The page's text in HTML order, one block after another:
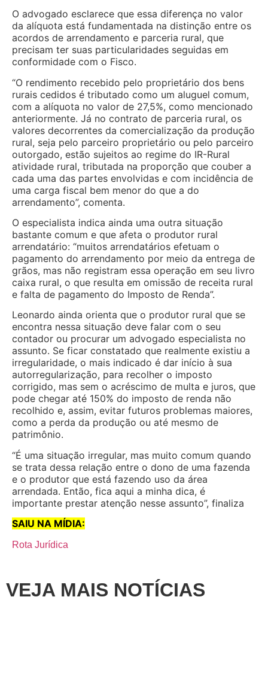
O advogado esclarece que essa diferença no valor
da alíquota está fundamentada na distinção entre os
acordos de arrendamento e parceria rural, que
precisam ter suas particularidades seguidas em
conformidade com o Fisco.
“O rendimento recebido pelo proprietário dos bens
rurais cedidos é tributado como um aluguel comum,
com a alíquota no valor de 27,5%, como mencionado
anteriormente. Já no contrato de parceria rural, os
valores decorrentes da comercialização da produção
rural, seja pelo parceiro proprietário ou pelo parceiro
outorgado, estão sujeitos ao regime do IR-Rural
atividade rural, tributada na proporção que couber a
cada uma das partes envolvidas e com incidência de
uma carga fiscal bem menor do que a do
arrendamento”, comenta.
O especialista indica ainda uma outra situação
bastante comum e que afeta o produtor rural
arrendatário: “muitos arrendatários efetuam o
pagamento do arrendamento por meio da entrega de
grãos, mas não registram essa operação em seu livro
caixa rural, o que resulta em omissão de receita rural
e falta de pagamento do Imposto de Renda”.
Leonardo ainda orienta que o produtor rural que se
encontra nessa situação deve falar com o seu
contador ou procurar um advogado especialista no
assunto. Se ficar constatado que realmente existiu a
irregularidade, o mais indicado é dar início à sua
autorregularização, para recolher o imposto
corrigido, mas sem o acréscimo de multa e juros, que
pode chegar até 150% do imposto de renda não
recolhido e, assim, evitar futuros problemas maiores,
como a perda da produção ou até mesmo de
patrimônio.
“É uma situação irregular, mas muito comum quando
se trata dessa relação entre o dono de uma fazenda
e o produtor que está fazendo uso da área
arrendada. Então, fica aqui a minha dica, é
importante prestar atenção nesse assunto”, finaliza
SAIU NA MÍDIA:
Rota Jurídica
VEJA MAIS NOTÍCIAS